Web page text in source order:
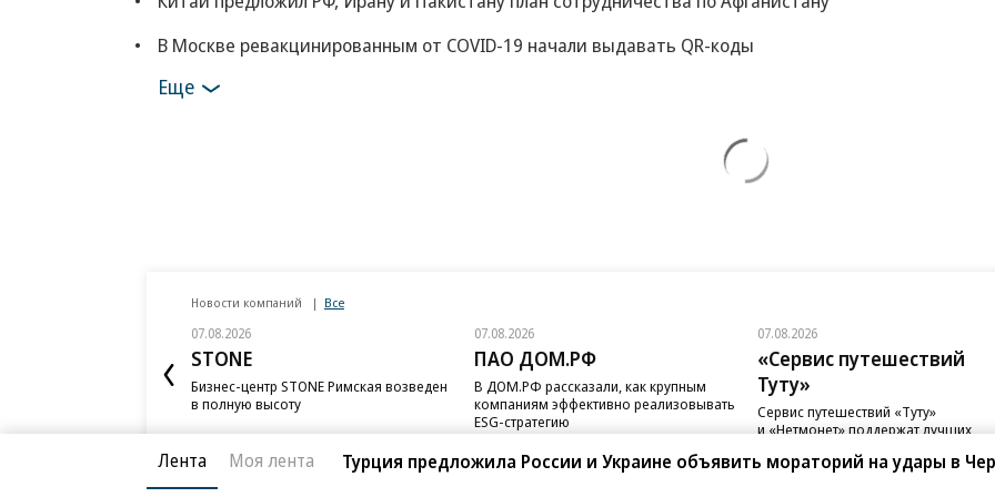
В Москве ревакцинированным от COVID-19 начали выдавать QR-коды
Еще
Новости компаний Все
07.08.2026
STONE
Бизнес-центр STONE Римская возведен
в полную высоту
07.08.2026
ПАО ДОМ.РФ
В ДОМ.РФ рассказали, как крупным
компаниям эффективно реализовывать
ESG-стратегию
07.08.2026
«Сервис путешествий
Туту»
Сервис путешествий «Туту»
и «Нетмонет» поддержат лучших
Лента Моя лента Турция предложила России и Украине объявить мораторий на удары в